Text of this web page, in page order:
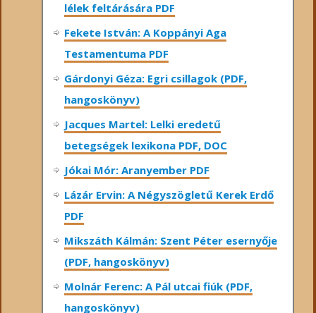
lélek feltárására PDF
Fekete István: A Koppányi Aga
Testamentuma PDF
Gárdonyi Géza: Egri csillagok (PDF,
hangoskönyv)
Jacques Martel: Lelki eredetű
betegségek lexikona PDF, DOC
Jókai Mór: Aranyember PDF
Lázár Ervin: A Négyszögletű Kerek Erdő
PDF
Mikszáth Kálmán: Szent Péter esernyője
(PDF, hangoskönyv)
Molnár Ferenc: A Pál utcai fiúk (PDF,
hangoskönyv)